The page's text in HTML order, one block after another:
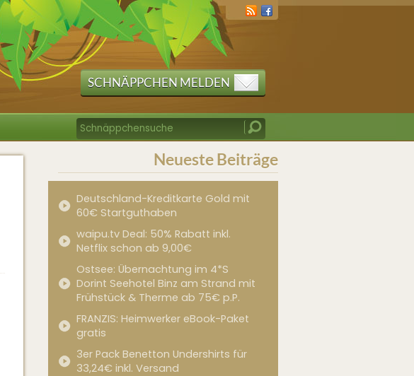
SCHNÄPPCHEN MELDEN
Neueste Beiträge
Deutschland-Kreditkarte Gold mit
60€ Startguthaben
waipu.tv Deal: 50% Rabatt inkl.
Netflix schon ab 9,00€
Ostsee: Übernachtung im 4*S
Dorint Seehotel Binz am Strand mit
Frühstück & Therme ab 75€ p.P.
FRANZIS: Heimwerker eBook-Paket
gratis
3er Pack Benetton Undershirts für
33,24€ inkl. Versand